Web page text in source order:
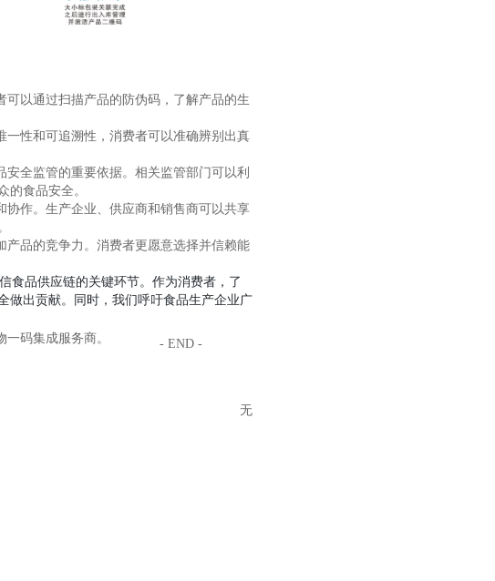
以通过扫描产品的防伪码，了解产品的生
性和可追溯性，消费者可以准确辨别出真
全监管的重要依据。相关监管部门可以利
的食品安全。
作。生产企业、供应商和销售商可以共享
品的竞争力。消费者更愿意选择并信赖能
食品供应链的关键环节。作为消费者，了
做出贡献。同时，我们呼吁食品生产企业广
码集成服务商。 - END -
无